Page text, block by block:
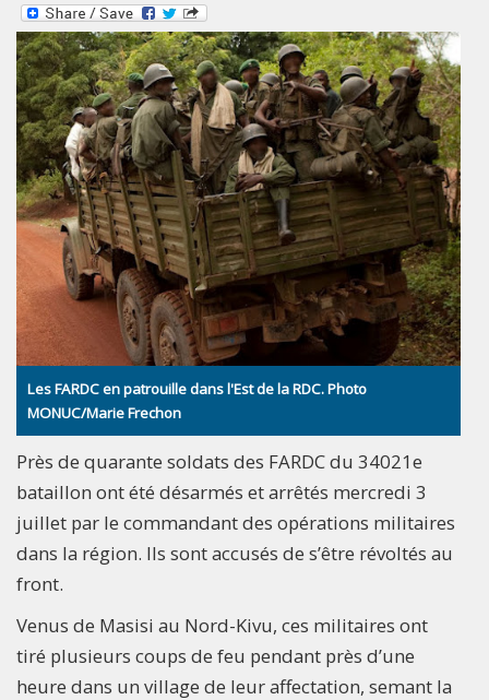
Les FARDC en patrouille dans l'Est de la RDC. Photo
MONUC/Marie Frechon
Près de quarante soldats des FARDC du 34021e
bataillon ont été désarmés et arrêtés mercredi 3
juillet par le commandant des opérations militaires
dans la région. Ils sont accusés de s’être révoltés au
front.
Venus de Masisi au Nord-Kivu, ces militaires ont
tiré plusieurs coups de feu pendant près d’une
heure dans un village de leur affectation, semant la